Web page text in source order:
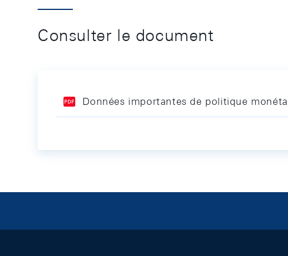
Consulter le document
Données importantes de politique